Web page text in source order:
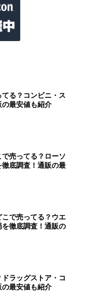
る？コンビニ・ス
最安値も紹介
売ってる？ローソ
底調査！通販の最
で売ってる？ウエ
徹底調査！通販の
ラッグストア・コ
最安値も紹介